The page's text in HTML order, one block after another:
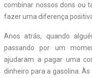
combinar nossos dons ou
fazer uma diferença
Anos atrás, quando
passando por um
ajudaram a pagar uma
dinheiro para a gasolina.